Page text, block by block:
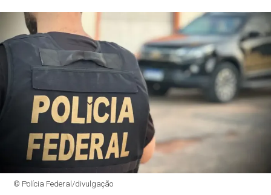
© Polícia Federal/divulgação